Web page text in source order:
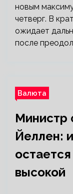
новым
четверг. В
ожидает
после
Валюта
Министр
Йеллен:
высокой